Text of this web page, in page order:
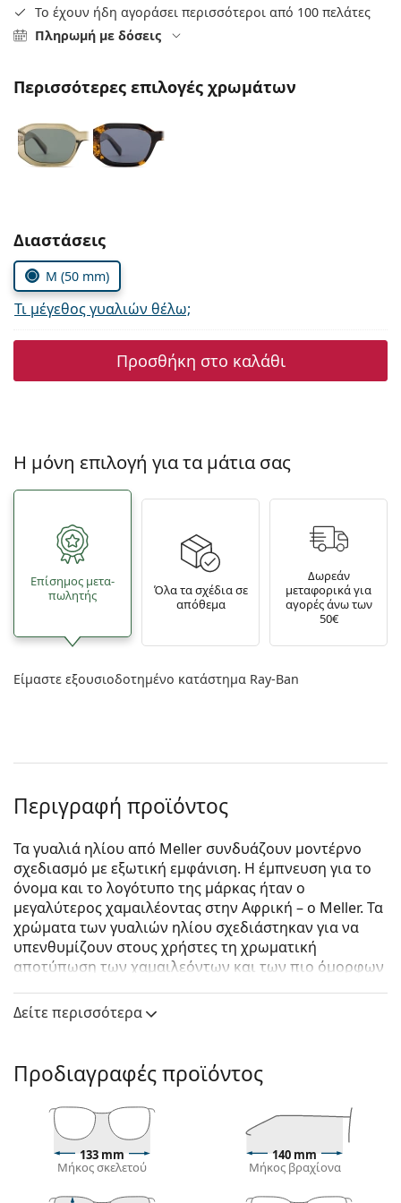
Persol
Prada
Όλες οι μάρκες
Το έχουν ήδη αγοράσει περισσότεροι από 100 πελάτες
Πληρωμή με δόσεις
Περισσότερες επιλογές χρωμάτων
Συμπληρώστε τις παράμετρους
Διαστάσεις
M (50 mm)
Τι μέγεθος γυαλιών θέλω;
Προσθήκη στο καλάθι
Η μόνη επιλογή για τα μάτια σας
Επίσημος μετα­
πωλητής
Όλα τα σχέδια σε
απόθεμα
Δωρεάν
μεταφορικά για
αγορές άνω των
50€
Είμαστε εξουσιοδοτημένο κατάστημα Ray-Ban
Περιγραφή προϊόντος
Τα γυαλιά ηλίου από Meller συνδυάζουν μοντέρνο
σχεδιασμό με εξωτική εμφάνιση. Η έμπνευση για το
όνομα και το λογότυπο της μάρκας ήταν ο
μεγαλύτερος χαμαιλέοντας στην Αφρική – ο Meller. Τα
χρώματα των γυαλιών ηλίου σχεδιάστηκαν για να
υπενθυμίζουν στους χρήστες τη χρωματική
αποτύπωση των χαμαιλεόντων και των πιο όμορφων
δημιουργικότητα και η πρωτοτυπία είναι η κινητήρια
δύναμη αυτής της μάρκας από τη Βαρκελώνη.
Σκελετός γυαλιών ηλίου
Το γκρι χρώμα του σκελετού ταιριάζει απόλυτα με
ένα δροσερό χρώμα δέρματος και με κόκκινα,
γκρίζα, άσπρα ή σκούρα ξανθά μαλλιά.
ορθογώνιοι σκελετοί γυαλιών ηλίουείναι
ιδανική επιλογή για όσους έχουν οβάλ ή
Δείτε περισσότερα
Προδιαγραφές προϊόντος
133 mm
Μήκος σκελετού
140 mm
Μήκος βραχίονα